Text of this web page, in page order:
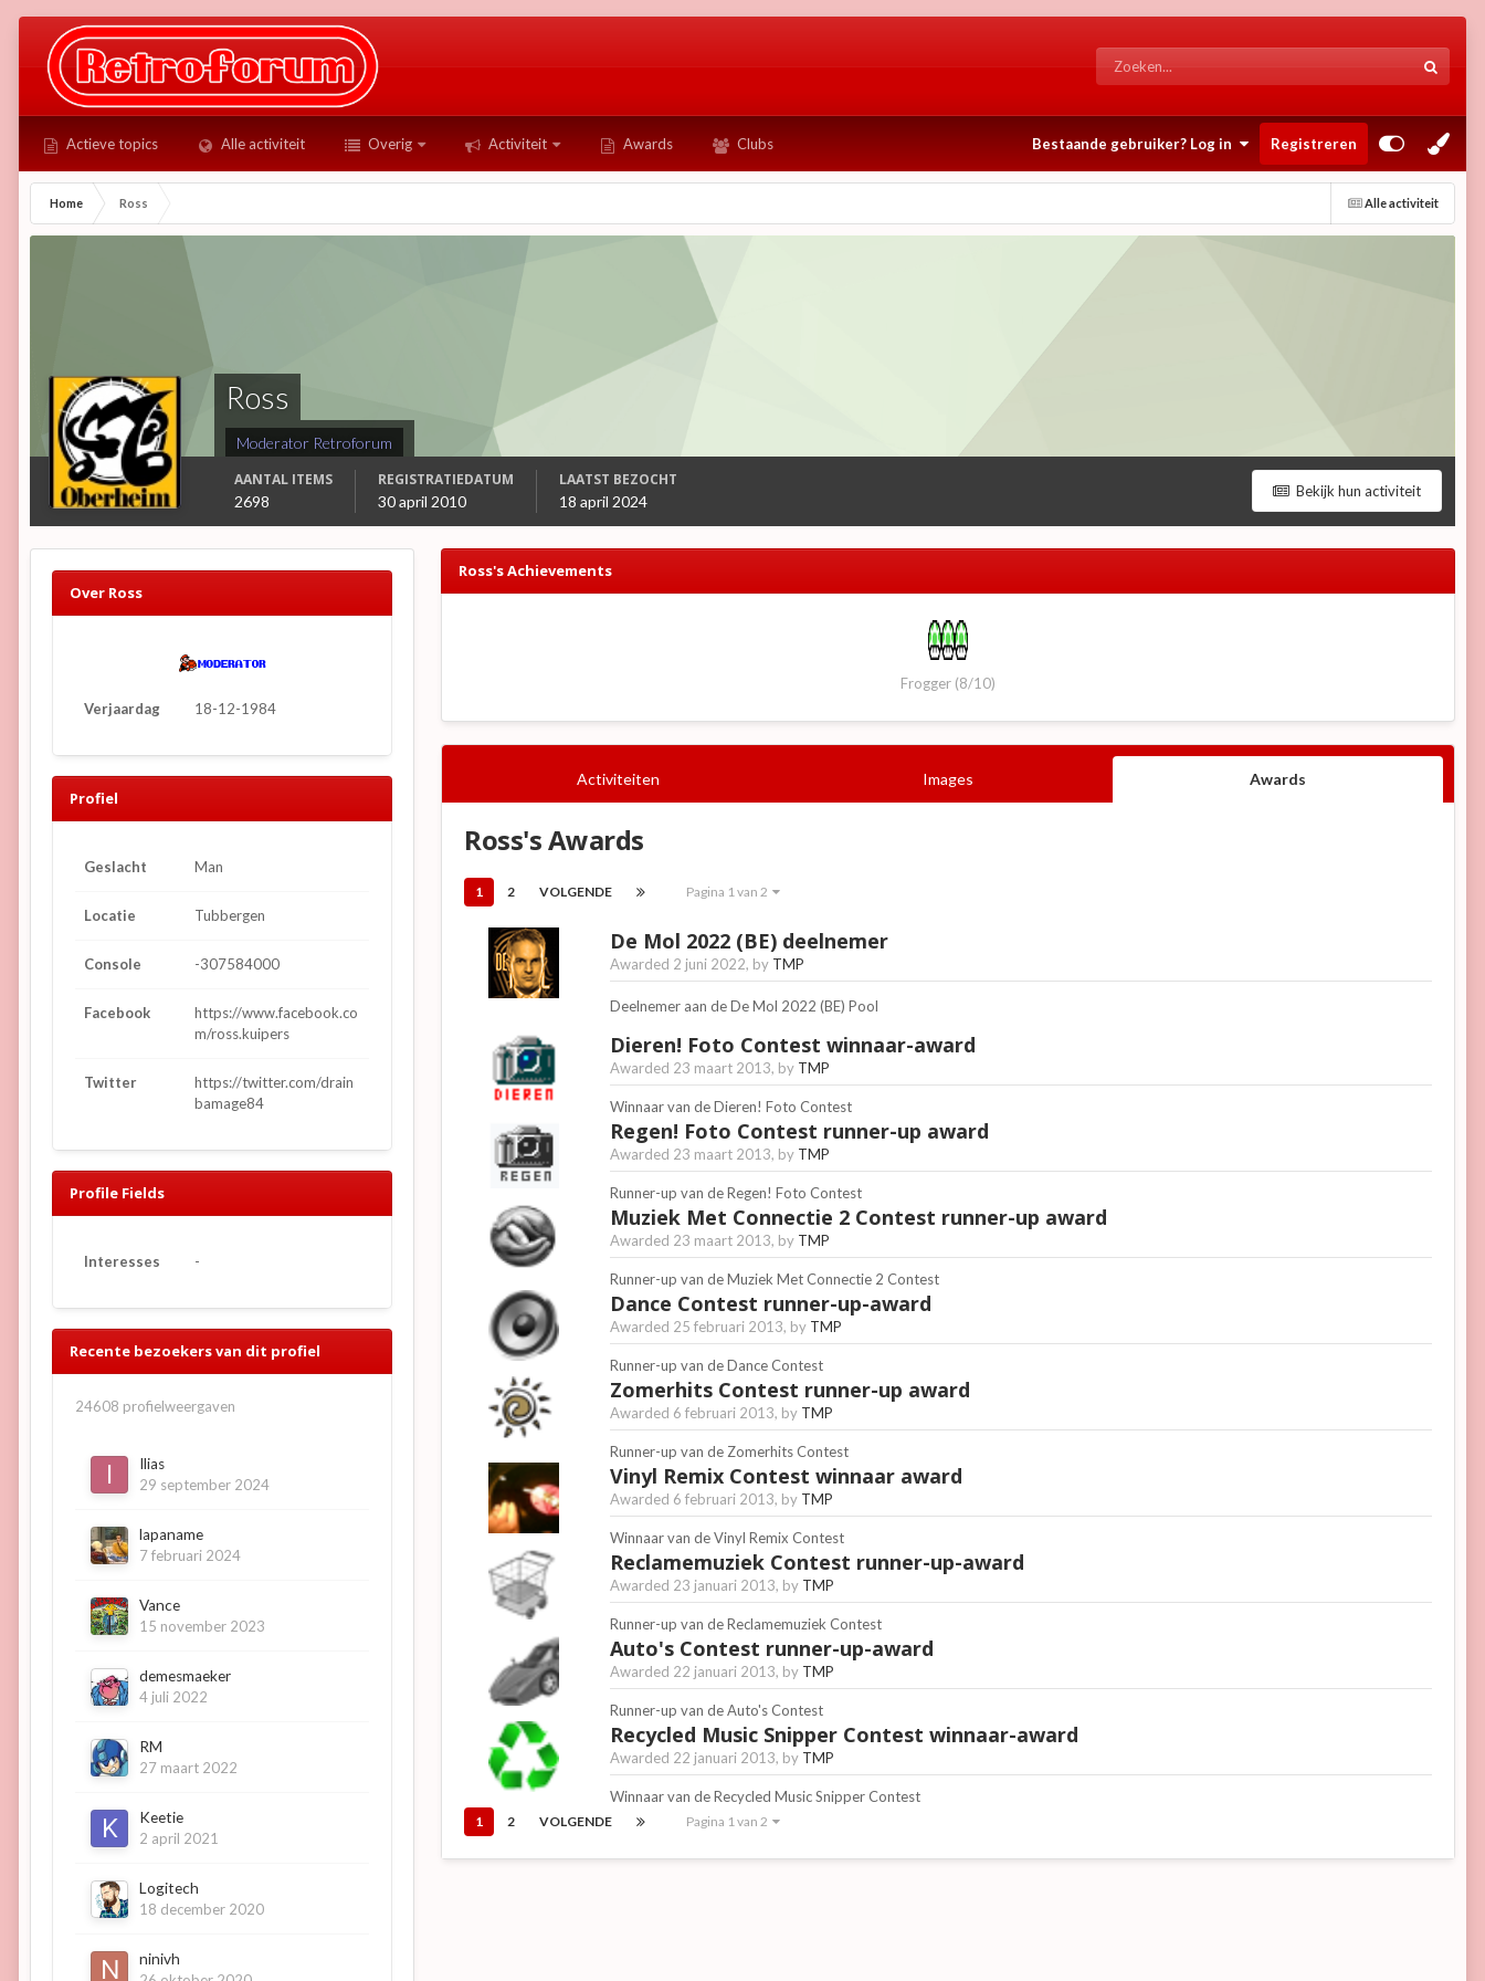
Actieve topics Alle activiteit Overig Activiteit Awards Clubs Bestaande gebruiker? Log in Registreren
Alle activiteit
Home Ross
Ross
Moderator Retroforum
Bekijk hun activiteit
AANTAL ITEMS
2698
REGISTRATIEDATUM
30 april 2010
LAATST BEZOCHT
18 april 2024
Over Ross
Verjaardag 18-12-1984
Profiel
Geslacht Man
Locatie Tubbergen
Console -307584000
Facebook
https://www.facebook.co
m/ross.kuipers
Twitter
https://twitter.com/drain
bamage84
Profile Fields
Interesses -
Recente bezoekers van dit profiel
24608 profielweergaven
Ilias
29 september 2024
lapaname
7 februari 2024
Vance
15 november 2023
demesmaeker
4 juli 2022
RM
27 maart 2022
Keetie
2 april 2021
Logitech
18 december 2020
ninivh
Ross's Achievements
Frogger (8/10)
Activiteiten Images Awards
Ross's Awards
1 2 VOLGENDE Pagina 1 van 2
De Mol 2022 (BE) deelnemer
Awarded 2 juni 2022, by TMP
Deelnemer aan de De Mol 2022 (BE) Pool
Dieren! Foto Contest winnaar-award
Awarded 23 maart 2013, by TMP
Winnaar van de Dieren! Foto Contest
Regen! Foto Contest runner-up award
Awarded 23 maart 2013, by TMP
Runner-up van de Regen! Foto Contest
Muziek Met Connectie 2 Contest runner-up award
Awarded 23 maart 2013, by TMP
Runner-up van de Muziek Met Connectie 2 Contest
Dance Contest runner-up-award
Awarded 25 februari 2013, by TMP
Runner-up van de Dance Contest
Zomerhits Contest runner-up award
Awarded 6 februari 2013, by TMP
Runner-up van de Zomerhits Contest
Vinyl Remix Contest winnaar award
Awarded 6 februari 2013, by TMP
Winnaar van de Vinyl Remix Contest
Reclamemuziek Contest runner-up-award
Awarded 23 januari 2013, by TMP
Runner-up van de Reclamemuziek Contest
Auto's Contest runner-up-award
Awarded 22 januari 2013, by TMP
Runner-up van de Auto's Contest
Recycled Music Snipper Contest winnaar-award
Awarded 22 januari 2013, by TMP
Winnaar van de Recycled Music Snipper Contest
1 2 VOLGENDE Pagina 1 van 2